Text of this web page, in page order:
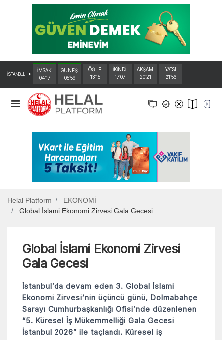
İSTANBUL
İMSAK
04:17
GÜNEŞ
05:59
ÖĞLE
13:15
İKİNDİ
17:07
AKŞAM
20:21
YATSI
21:56
Helal Platform
EKONOMİ
Global İslami Ekonomi Zirvesi Gala Gecesi
Global İslami Ekonomi Zirvesi
Gala Gecesi
İstanbul’da devam eden 3. Global İslami
Ekonomi Zirvesi’nin üçüncü günü, Dolmabahçe
Sarayı Cumhurbaşkanlığı Ofisi’nde düzenlenen
“5. Küresel İş Mükemmelliği Gala Gecesi
İstanbul 2026” ile taçlandı. Küresel iş